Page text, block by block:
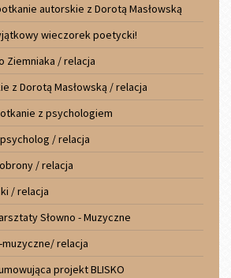
autorskie z Dorotą Masłowską
wieczorek poetycki!
Ziemniaka / relacja
z Dorotą Masłowską / relacja
z psychologiem
/ relacja
/ relacja
/ relacja
Słowno - Muzyczne
relacja
projekt BLISKO